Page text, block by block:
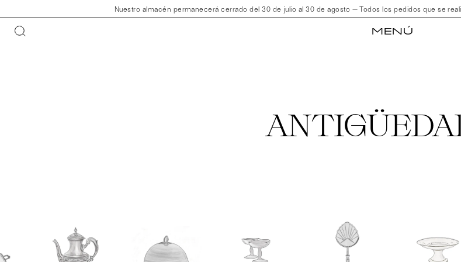
Nuestro almacén permanecerá cerrado del 30 de julio al 30 de agosto — Todos los pedidos que se
MENÚ